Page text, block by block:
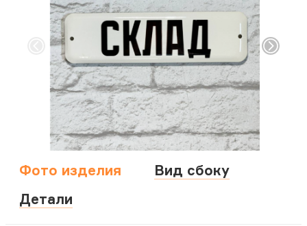
Фото изделия
Вид сбоку
Детали